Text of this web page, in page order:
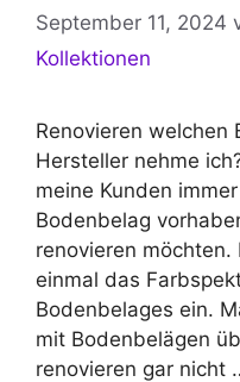
September 11, 2024
Kollektionen
Renovieren welchen
Hersteller nehme
meine Kunden
Bodenbelag
renovieren
einmal das
Bodenbelages ein.
mit Bodenbelägen
renovieren gar nicht